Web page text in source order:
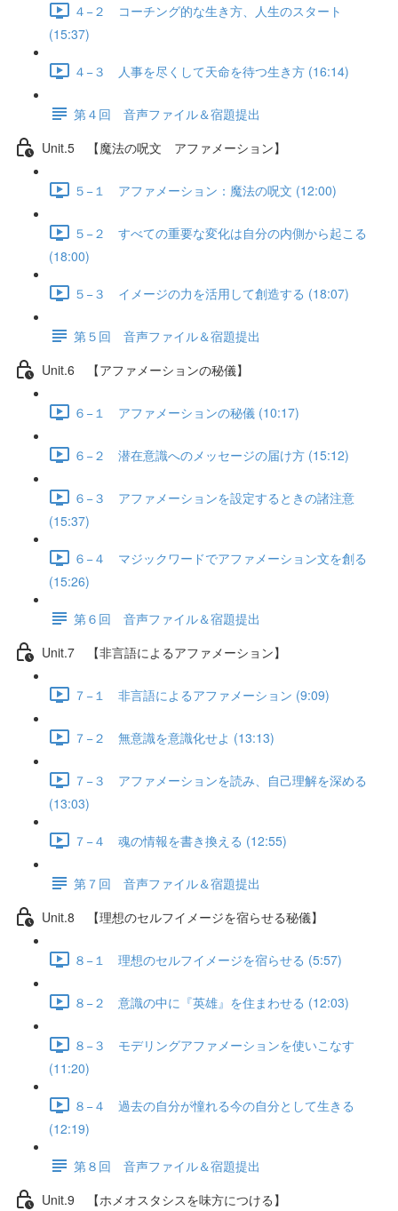
４−２ コーチング的な生き方、人生のスタート
(15:37)
４−３ 人事を尽くして天命を待つ生き方 (16:14)
第４回 音声ファイル＆宿題提出
Unit.5 【魔法の呪文 アファメーション】
５−１ アファメーション：魔法の呪文 (12:00)
５−２ すべての重要な変化は自分の内側から起こる
(18:00)
５−３ イメージの力を活用して創造する (18:07)
第５回 音声ファイル＆宿題提出
Unit.6 【アファメーションの秘儀】
６−１ アファメーションの秘儀 (10:17)
６−２ 潜在意識へのメッセージの届け方 (15:12)
６−３ アファメーションを設定するときの諸注意
(15:37)
６−４ マジックワードでアファメーション文を創る
(15:26)
第６回 音声ファイル＆宿題提出
Unit.7 【非言語によるアファメーション】
７−１ 非言語によるアファメーション (9:09)
７−２ 無意識を意識化せよ (13:13)
７−３ アファメーションを読み、自己理解を深める
(13:03)
７−４ 魂の情報を書き換える (12:55)
第７回 音声ファイル＆宿題提出
Unit.8 【理想のセルフイメージを宿らせる秘儀】
８−１ 理想のセルフイメージを宿らせる (5:57)
８−２ 意識の中に『英雄』を住まわせる (12:03)
８−３ モデリングアファメーションを使いこなす
(11:20)
８−４ 過去の自分が憧れる今の自分として生きる
(12:19)
第８回 音声ファイル＆宿題提出
Unit.9 【ホメオスタシスを味方につける】